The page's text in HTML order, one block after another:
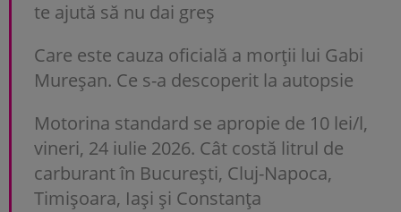
te ajută să nu dai greș
Care este cauza oficială a morții lui Gabi
Mureșan. Ce s-a descoperit la autopsie
Motorina standard se apropie de 10 lei/l,
vineri, 24 iulie 2026. Cât costă litrul de
carburant în București, Cluj-Napoca,
Timișoara, Iași și Constanța